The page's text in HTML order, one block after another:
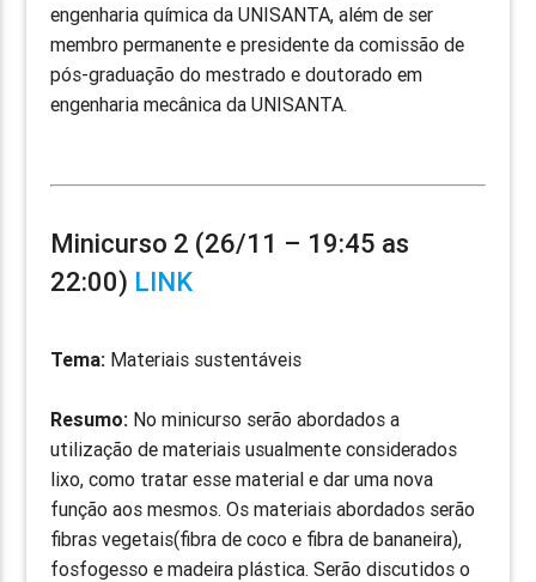
engenharia química da UNISANTA, além de ser
membro permanente e presidente da comissão de
pós-graduação do mestrado e doutorado em
engenharia mecânica da UNISANTA.
Minicurso 2 (26/11 – 19:45 as
22:00) LINK
Tema: Materiais sustentáveis
Resumo: No minicurso serão abordados a
utilização de materiais usualmente considerados
lixo, como tratar esse material e dar uma nova
função aos mesmos. Os materiais abordados serão
fibras vegetais(fibra de coco e fibra de bananeira),
fosfogesso e madeira plástica. Serão discutidos o